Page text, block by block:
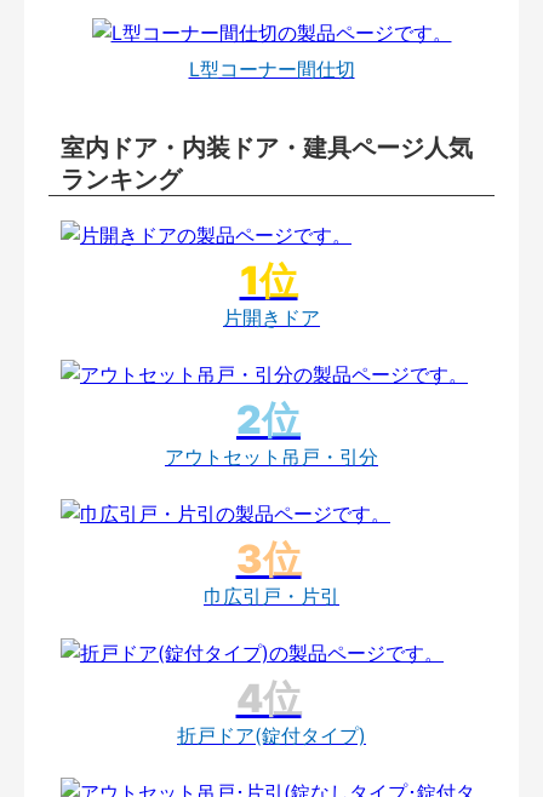
L型コーナー間仕切
室内ドア・内装ドア・建具ページ人気
ランキング
片開きドア
アウトセット吊戸・引分
巾広引戸・片引
折戸ドア(錠付タイプ)